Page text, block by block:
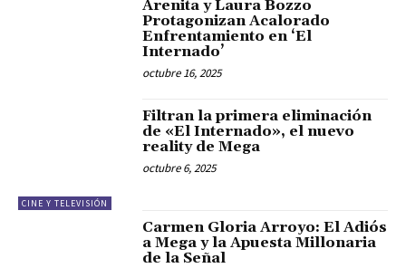
Arenita y Laura Bozzo
Protagonizan Acalorado
Enfrentamiento en ‘El
Internado’
octubre 16, 2025
CINE Y TELEVISIÓN
Filtran la primera eliminación
de «El Internado», el nuevo
reality de Mega
octubre 6, 2025
Carmen Gloria Arroyo: El Adiós
a Mega y la Apuesta Millonaria
de la Señal